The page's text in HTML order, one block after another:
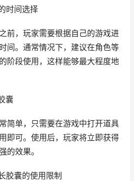
时间选择
前，玩家需要根据自己的游戏进
间。通常情况下，建议在角色等
阶段使用，这样能够最大程度地
囊
简单，只需要在游戏中打开道具
即可。使用后，玩家将立即获得
的效果。
胶囊的使用限制